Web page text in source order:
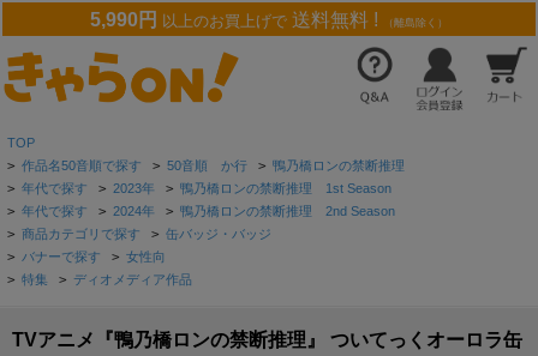
5,990円 以上のお買上げで 送料無料 ! （離島除く）
TOP
> 作品名50音順で探す > 50音順 か行 > 鴨乃橋ロンの禁断推理
> 年代で探す > 2023年 > 鴨乃橋ロンの禁断推理 1st Season
> 年代で探す > 2024年 > 鴨乃橋ロンの禁断推理 2nd Season
> 商品カテゴリで探す > 缶バッジ・バッジ
> バナーで探す > 女性向
> 特集 > ディオメディア作品
TVアニメ『鴨乃橋ロンの禁断推理』 ついてっくオーロラ缶